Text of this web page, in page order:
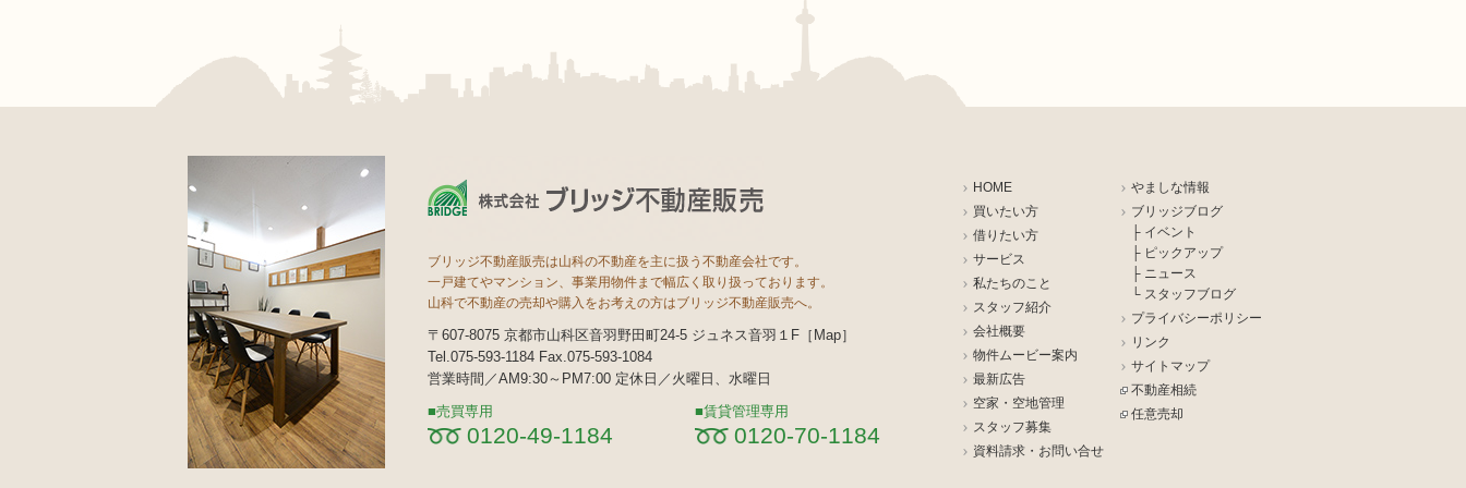
ブリッジ不動産販売は山科の不動産を主に扱う不動産会社です。
一戸建てやマンション、事業用物件まで幅広く取り扱っております。
山科で不動産の売却や購入をお考えの方はブリッジ不動産販売へ。
〒607-8075 京都市山科区音羽野田町24-5 ジュネス音羽１F［ Map］
Tel.075-593-1184 Fax.075-593-1084
営業時間／AM9:30～PM7:00 定休日／火曜日、水曜日
売買専用
0120-49-1184
賃貸管理専用
0120-70-1184
HOME
買いたい方
借りたい方
サービス
私たちのこと
スタッフ紹介
会社概要
物件ムービー案内
最新広告
空家・空地管理
スタッフ募集
資料請求・お問い合せ
やましな情報
ブリッジブログ
├ イベント
├ ピックアップ
├ ニュース
└ スタッフブログ
プライバシーポリシー
リンク
サイトマップ
不動産相続
任意売却